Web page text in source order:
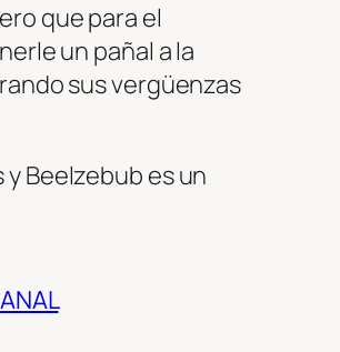
que para el
un pañal a la
sus vergüenzas
Beelzebub es un